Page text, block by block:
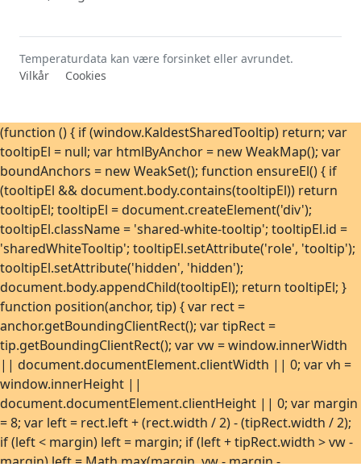
Uke 41
-5,5°C 7. okt. 2024
Uke 42
Uke 44
-12,0°C 31. okt. 2023
Uke 45
-16,0°C 10. nov. 2019
Uke 46
-16,7°C 11. nov. 2019
Uke 47
-17,3°C 28. nov. 2021
Uke 48
-18,1°C 28. nov. 2023
Uke 49
-17,5°C 6. des. 2021
Uke 50
-17,8°C 13. des. 2022
Uke 51
-15,2°C
22. des. 2024
Uke 52
-15,7°C 26. des. 2017
Uke 53
-8,8°C 2. jan. 2021
Temperaturdata kan være forsinket eller avrundet.
Vilkår
Cookies
(function () { if (window.KaldestSharedTooltip) return; var
tooltipEl = null; var htmlByAnchor = new WeakMap(); var
boundAnchors = new WeakSet(); function ensureEl() { if
(tooltipEl && document.body.contains(tooltipEl)) return
tooltipEl; tooltipEl = document.createElement('div');
tooltipEl.className = 'shared-white-tooltip'; tooltipEl.id =
'sharedWhiteTooltip'; tooltipEl.setAttribute('role', 'tooltip');
tooltipEl.setAttribute('hidden', 'hidden');
document.body.appendChild(tooltipEl); return tooltipEl; }
function position(anchor, tip) { var rect =
anchor.getBoundingClientRect(); var tipRect =
tip.getBoundingClientRect(); var vw = window.innerWidth
|| document.documentElement.clientWidth || 0; var vh =
window.innerHeight ||
document.documentElement.clientHeight || 0; var margin
= 8; var left = rect.left + (rect.width / 2) - (tipRect.width / 2);
if (left < margin) left = margin; if (left + tipRect.width > vw -
margin) left = Math.max(margin, vw - margin -